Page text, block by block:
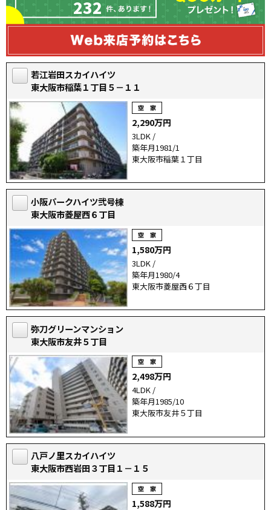
232
若江岩田スカイハイツ
東大阪市稲葉１丁目５－１１
2,290万円
3LDK /
築年月1981/1
東大阪市稲葉１丁目
小阪パークハイツ弐号棟
東大阪市菱屋西６丁目
1,580万円
3LDK /
築年月1980/4
東大阪市菱屋西６丁目
弥刀グリーンマンション
東大阪市友井５丁目
2,498万円
4LDK /
築年月1985/10
東大阪市友井５丁目
八戸ノ里スカイハイツ
東大阪市西岩田３丁目１－１５
1,588万円